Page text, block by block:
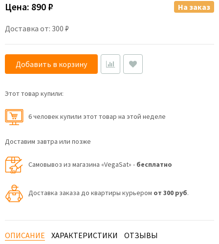
Цена: 890 ₽
Доставка от: 300 ₽
На заказ
Добавить в корзину
Этот товар купили:
6 человек купили этот товар на этой неделе
Доставим завтра или позже
Самовывоз из магазина «VegaSat» - бесплатно
Доставка заказа до квартиры курьером от 300 руб.
ОПИСАНИЕ ХАРАКТЕРИСТИКИ ОТЗЫВЫ